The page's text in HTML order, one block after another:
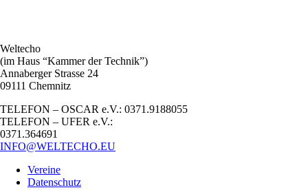
Weltecho
(im Haus “Kammer der Technik”)
Annaberger Strasse 24
09111 Chemnitz
TELEFON – OSCAR e.V.: 0371.9188055
TELEFON – UFER e.V.:
0371.364691
INFO@WELTECHO.EU
Vereine
Datenschutz